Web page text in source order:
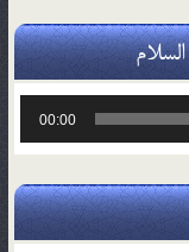
00:00